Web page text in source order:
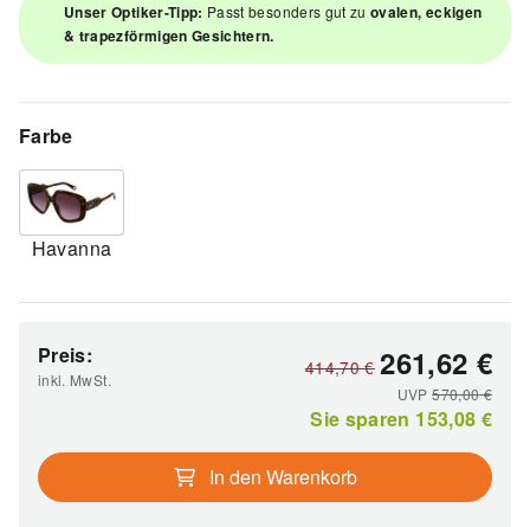
Unser Optiker-Tipp: Passt besonders gut zuovalen, eckigen
& trapezförmigen Gesichtern.
Farbe
Havanna
Preis:
inkl. MwSt.
414,70€ 261,62 €
UVP570,00€
Sie sparen 153,08 €
In den Warenkorb